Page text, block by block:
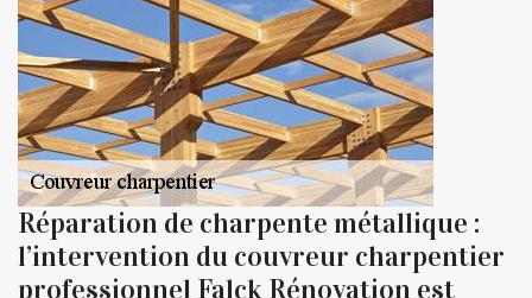
Réparation de charpente métallique :
l’intervention du couvreur charpentier
professionnel Falck Rénovation est